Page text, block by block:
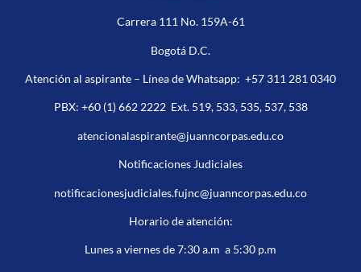
Carrera 111 No. 159A-61
Bogotá D.C.
Atención al aspirante – Línea de Whatsapp: +57 311 281 0340
PBX: +60 (1) 662 2222Ext. 519, 533, 535, 537, 538
atencionalaspirante@juanncorpas.edu.co
Notificaciones Judiciales
notificacionesjudiciales.fujnc@juanncorpas.edu.co
Horario de atención:
Lunes a viernes de 7:30 a.m a 5:30 p.m